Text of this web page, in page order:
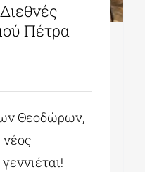
Πέτρα
Θεοδώρων,
νέος